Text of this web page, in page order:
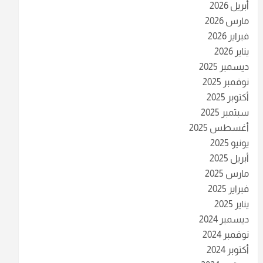
أبريل 2026
مارس 2026
فبراير 2026
يناير 2026
ديسمبر 2025
نوفمبر 2025
أكتوبر 2025
سبتمبر 2025
أغسطس 2025
يونيو 2025
أبريل 2025
مارس 2025
فبراير 2025
يناير 2025
ديسمبر 2024
نوفمبر 2024
أكتوبر 2024